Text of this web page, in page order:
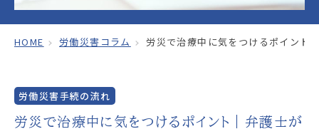
HOME 労働災害コラム 労災で治療中に気をつけるポイント
労働災害手続の流れ
労災で治療中に気をつけるポイント｜弁護士が